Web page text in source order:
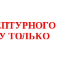
ТОЛЬКО